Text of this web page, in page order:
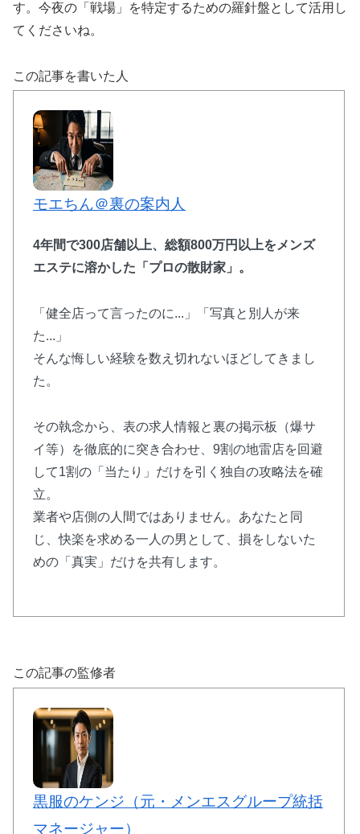
す。今夜の「戦場」を特定するための羅針盤として活用し
てくださいね。
この記事を書いた人
モエちん＠裏の案内人
4年間で300店舗以上、総額800万円以上をメンズ
エステに溶かした 「プロの散財家」 。
「健全店って言ったのに...」「写真と別人が来
た...」
そんな悔しい経験を数え切れないほどしてきまし
た。
その執念から、表の求人情報と裏の掲示板（爆サ
イ等）を徹底的に突き合わせ、9割の地雷店を回避
して1割の「当たり」だけを引く独自の攻略法を確
立。
業者や店側の人間ではありません。あなたと同
じ、快楽を求める一人の男として、損をしないた
めの「真実」だけを共有します。
この記事の監修者
黒服のケンジ（元・メンエスグループ統括
マネージャー）